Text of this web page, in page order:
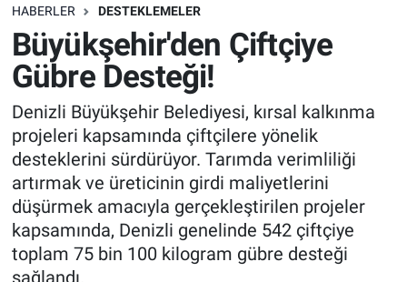
HABERLER DESTEKLEMELER
Büyükşehir'den Çiftçiye
Gübre Desteği!
Denizli Büyükşehir Belediyesi, kırsal kalkınma
projeleri kapsamında çiftçilere yönelik
desteklerini sürdürüyor. Tarımda verimliliği
artırmak ve üreticinin girdi maliyetlerini
düşürmek amacıyla gerçekleştirilen projeler
kapsamında, Denizli genelinde 542 çiftçiye
toplam 75 bin 100 kilogram gübre desteği
sağlandı.